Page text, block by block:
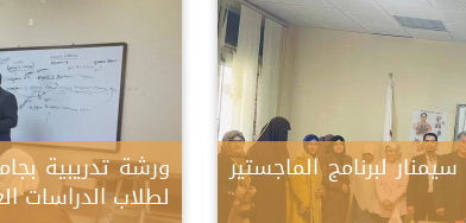
لبرنامج الماجستير ورشة تدريبية
لطلاب الدراسات